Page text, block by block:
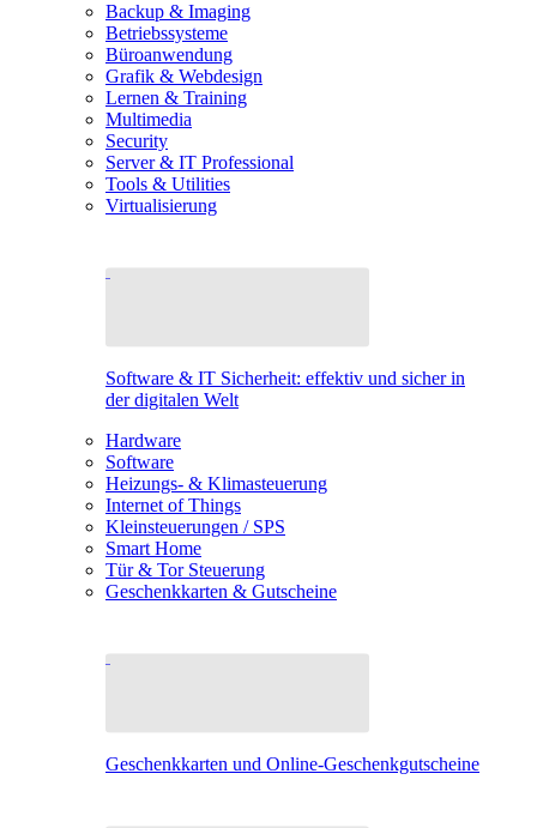
Backup & Imaging
Betriebssysteme
Büroanwendung
Grafik & Webdesign
Lernen & Training
Multimedia
Security
Server & IT Professional
Tools & Utilities
Virtualisierung
Software & IT Sicherheit: effektiv und sicher in
der digitalen Welt
Hardware
Software
Heizungs- & Klimasteuerung
Internet of Things
Kleinsteuerungen / SPS
Smart Home
Tür & Tor Steuerung
Geschenkkarten & Gutscheine
Geschenkkarten und Online-Geschenkgutscheine